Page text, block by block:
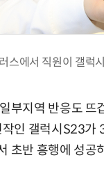
스에서 직원이 갤럭
부지역 반응도
인 갤럭시S23가
초반 흥행에 성